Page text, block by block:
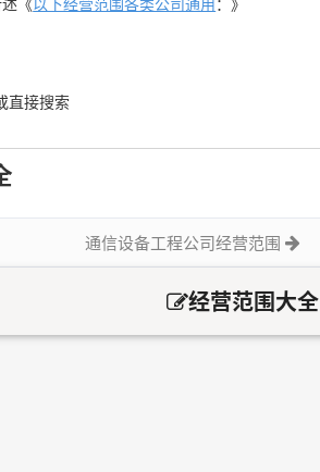
直接搜索
通信设备工程公司经营范围
经营范围大全